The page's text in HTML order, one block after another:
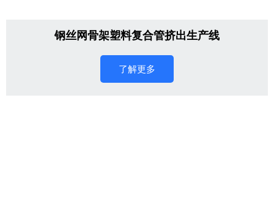
钢丝网骨架塑料复合管挤出生产线
了解更多